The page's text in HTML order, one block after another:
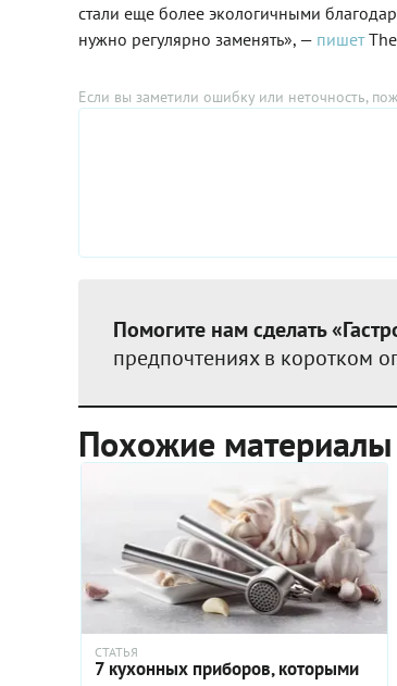
стали еще более экологичными
нужно регулярно заменять», — пишет
Если вы заметили ошибку или неточность,
Помогите нам сделать
предпочтениях в коротком
Похожие материалы
СТАТЬЯ
7 кухонных приборов, которыми